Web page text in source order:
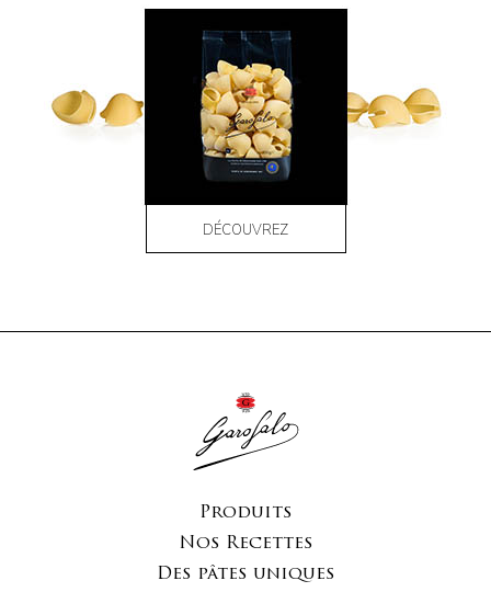
DÉCOUVREZ
Produits
Nos Recettes
Des pâtes uniques